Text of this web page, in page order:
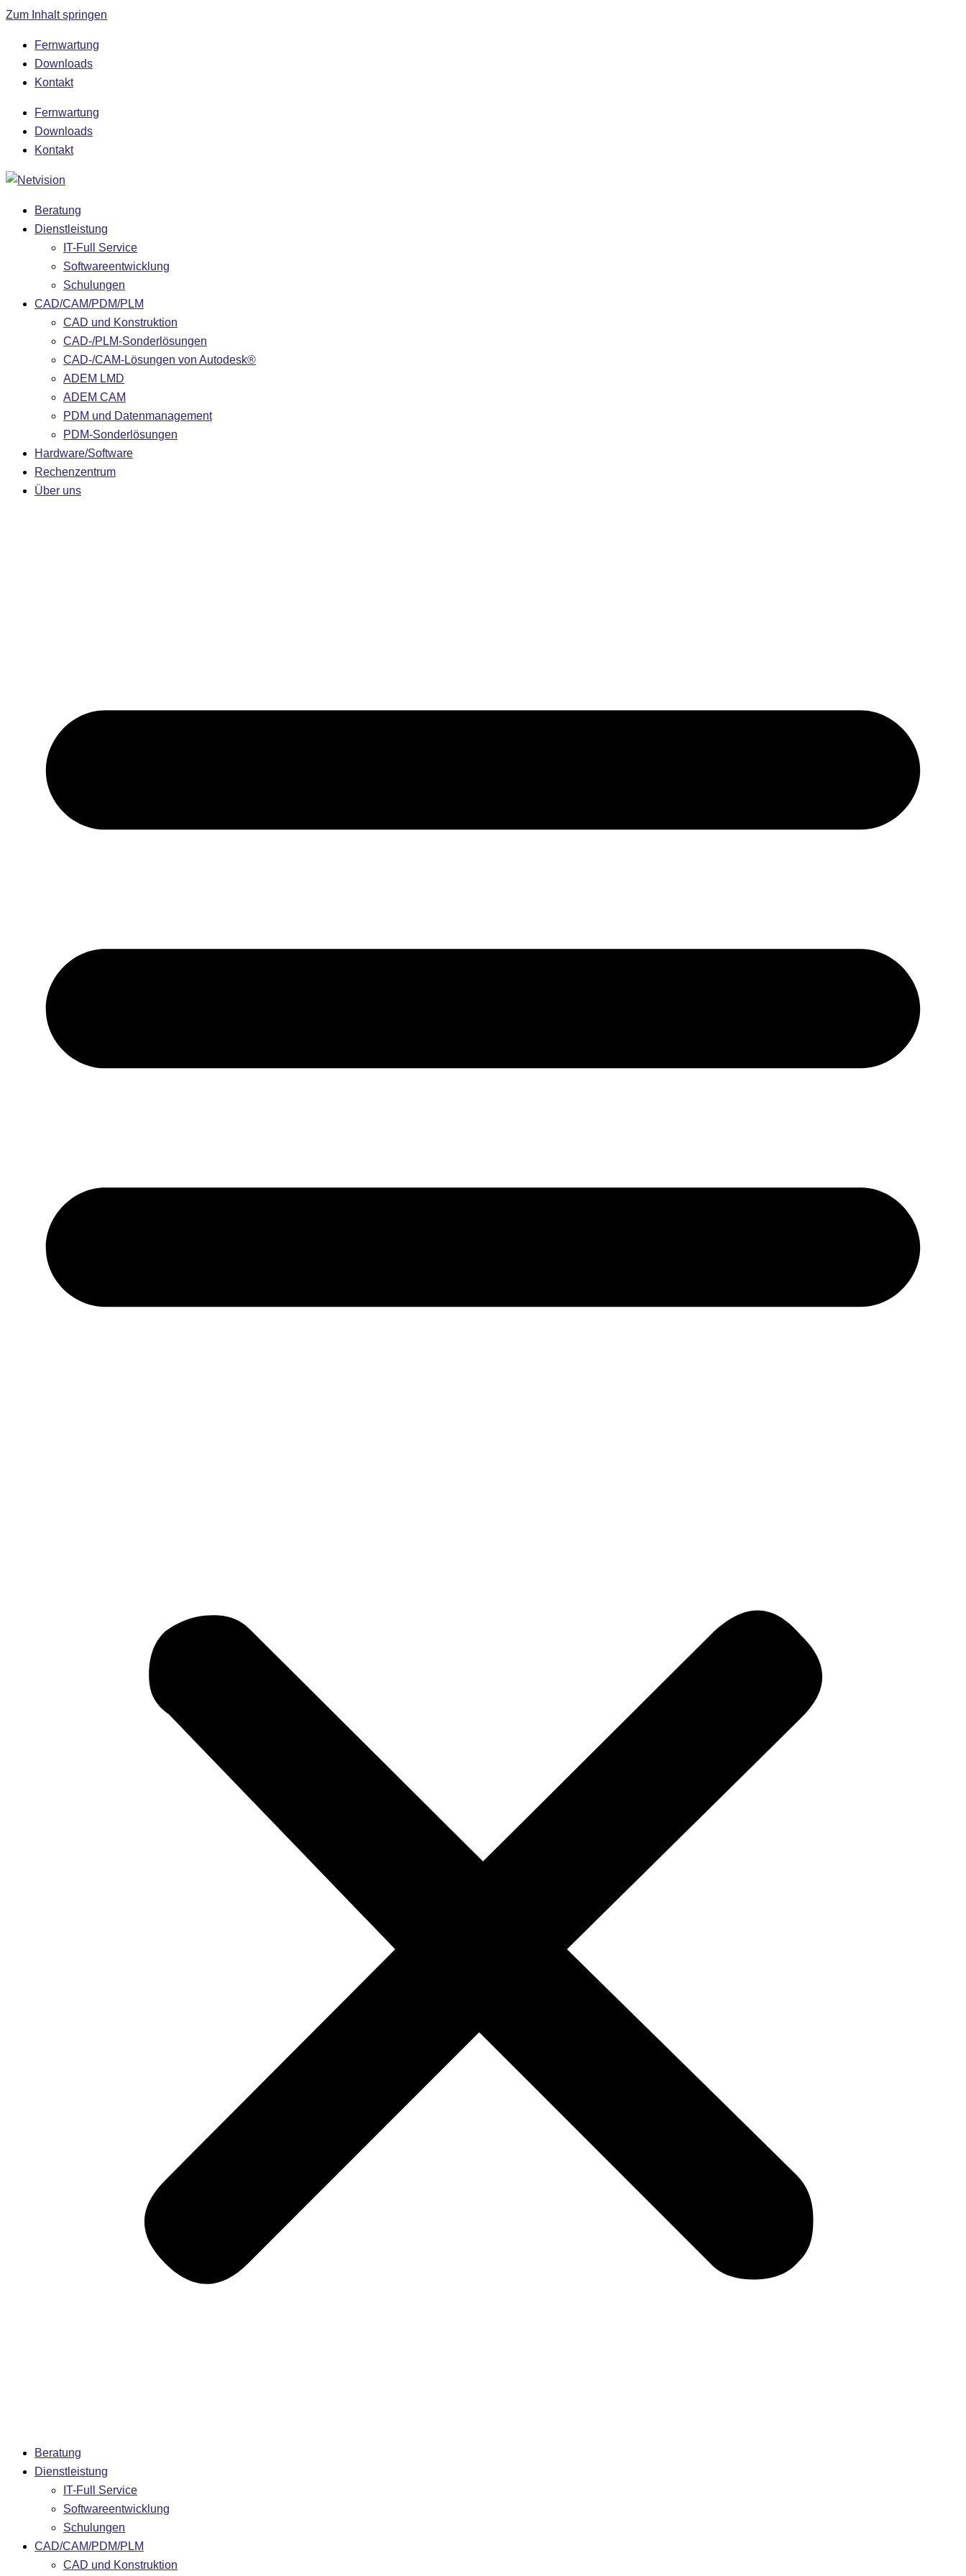
Zum Inhalt springen
Fernwartung
Downloads
Kontakt
Fernwartung
Downloads
Kontakt
Beratung
Dienstleistung
IT-Full Service
Softwareentwicklung
Schulungen
CAD/CAM/PDM/PLM
CAD und Konstruktion
CAD-/PLM-Sonderlösungen
CAD-/CAM-Lösungen von Autodesk®
ADEM LMD
ADEM CAM
PDM und Datenmanagement
PDM-Sonderlösungen
Hardware/Software
Rechenzentrum
Über uns
Beratung
Dienstleistung
IT-Full Service
Softwareentwicklung
Schulungen
CAD/CAM/PDM/PLM
CAD und Konstruktion